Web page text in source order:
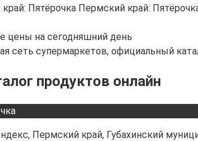
Пермский край:
цены на сегодняшний день
сеть супермаркетов, официальный
продуктов онлайн
Пермский край, Губахинский